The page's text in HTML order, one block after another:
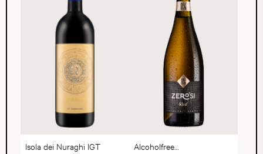
Isola dei Nuraghi IGT
Alcoholfree